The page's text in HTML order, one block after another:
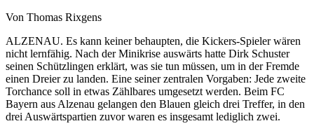
Von Thomas Rixgens
ALZENAU. Es kann keiner behaupten, die Kickers-Spieler wären
nicht lernfähig. Nach der Minikrise auswärts hatte Dirk Schuster
seinen Schützlingen erklärt, was sie tun müssen, um in der Fremde
einen Dreier zu landen. Eine seiner zentralen Vorgaben: Jede zweite
Torchance soll in etwas Zählbares umgesetzt werden. Beim FC
Bayern aus Alzenau gelangen den Blauen gleich drei Treffer, in den
drei Auswärtspartien zuvor waren es insgesamt lediglich zwei.